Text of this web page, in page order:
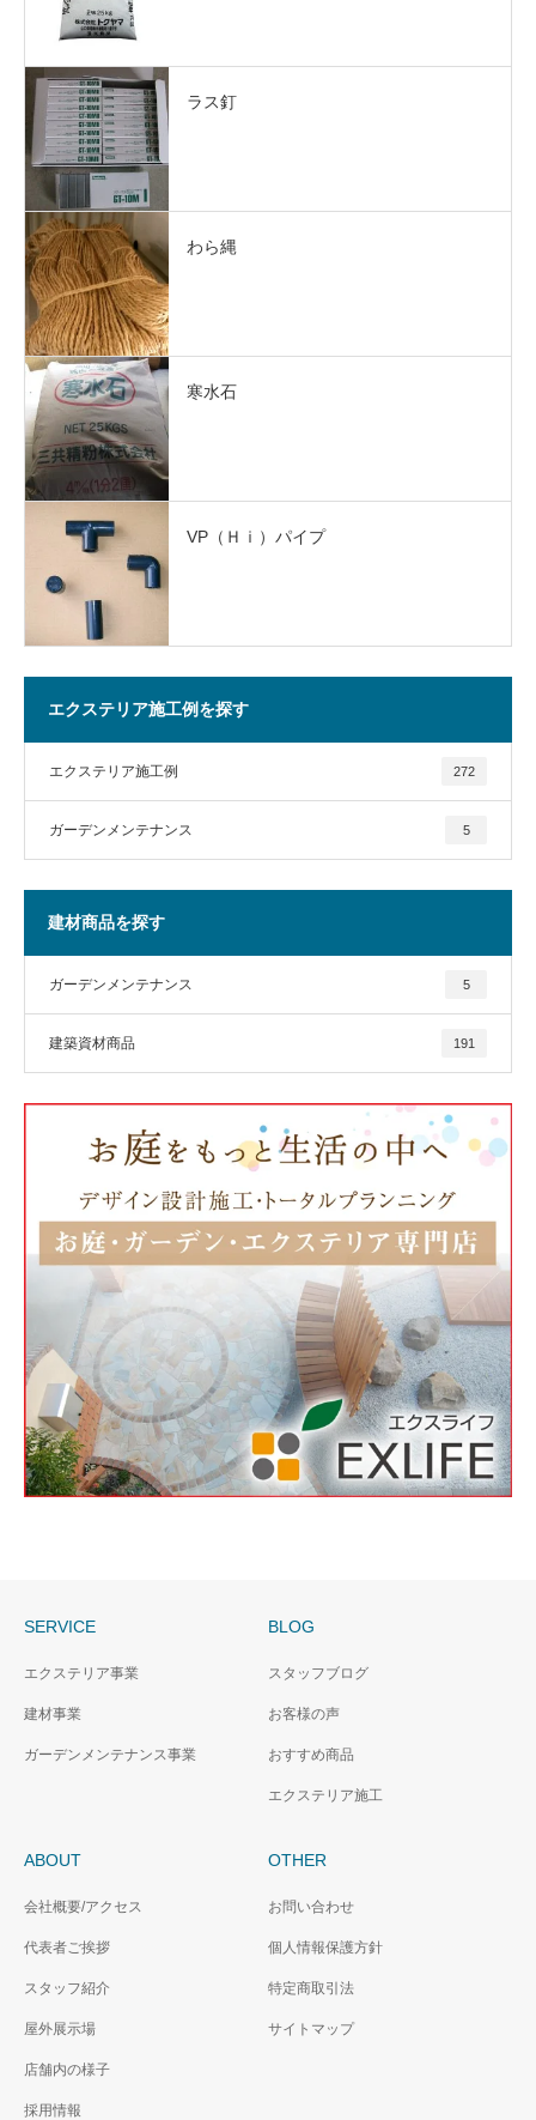
ラス釘
わら縄
寒水石
VP（Ｈｉ）パイプ
エクステリア施工例を探す
エクステリア施工例 272
ガーデンメンテナンス 5
建材商品を探す
ガーデンメンテナンス 5
建築資材商品 191
SERVICE
エクステリア事業
建材事業
ガーデンメンテナンス事業
BLOG
スタッフブログ
お客様の声
おすすめ商品
エクステリア施工
ABOUT
会社概要/アクセス
代表者ご挨拶
スタッフ紹介
屋外展示場
店舗内の様子
採用情報
OTHER
お問い合わせ
個人情報保護方針
特定商取引法
サイトマップ